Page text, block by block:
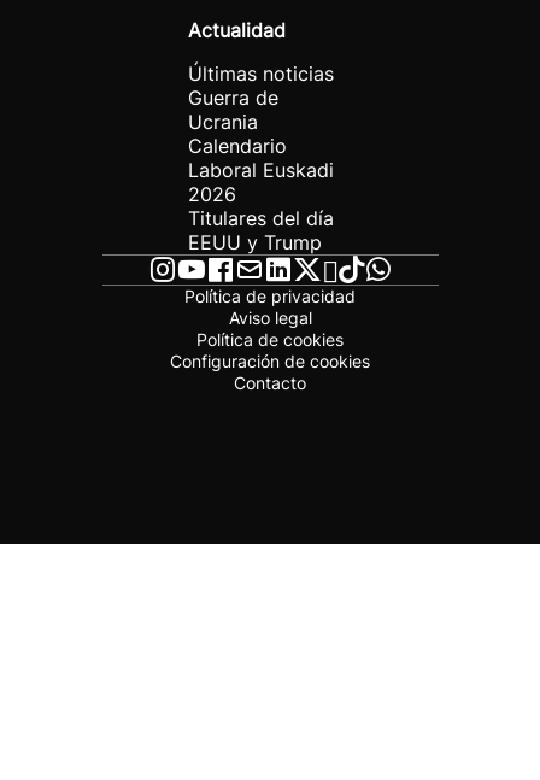
Actualidad
Últimas noticias
Guerra de
Ucrania
Calendario
Laboral Euskadi
2026
Titulares del día
EEUU y Trump
Política de privacidad
Aviso legal
Política de cookies
Configuración de cookies
Contacto